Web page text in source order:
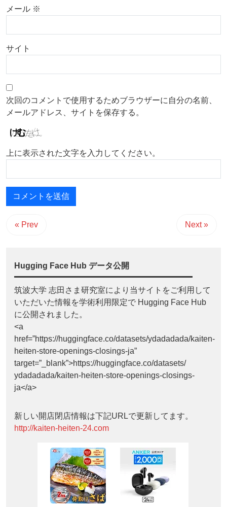
メール ※
サイト
次回のコメントで使用するためブラウザーに自分の名前、
メールアドレス、サイトを保存する。
上に表示された文字を入力してください。
« Prev Next »
Hugging Face Hub データ公開
筑波大学 志田さま研究室により当サイトをご利用して
いただいた情報を学術利用限定で Hugging Face Hub
に公開されました。
<a
href=”https://huggingface.co/datasets/ydadadada/kaiten-
heiten-store-openings-closings-ja”
target=”_blank”>https://huggingface.co/datasets/
ydadadada/kaiten-heiten-store-openings-closings-
ja</a>
新しい開店閉店情報は下記URLで更新してます。
http://kaiten-heiten-24.com